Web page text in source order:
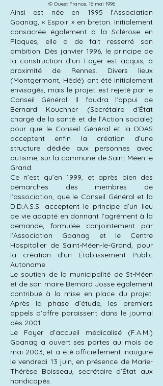
© Ouest France, 16 mai 1996
Ainsi est née en 1995 l’Association
Goanag, « Espoir » en breton. Initialement
consacrée également à la Sclérose en
Plaques, elle a de fait resserré son
ambition. Dès janvier 1996, le principe de
la construction d’un Foyer est acquis, à
proximité de Rennes. Divers lieux
(Montgermont, Hédé) ont été initialement
envisagés, mais le projet est rejeté par le
Conseil Général. Il faudra l’appui de
Bernard Kouchner (Secrétaire d’État
chargé de la santé et de l’Action sociale)
pour que le Conseil Général et la DDAS
acceptent enfin la création d’une
structure dédiée aux personnes avec
autisme, sur la commune de Saint Méen le
Grand.
Ce n’est qu’en 1999, et après bien des
démarches des membres de
l’association, que le Conseil Général et la
D.D.A.S.S. acceptent le principe d’un lieu
de vie adapté en donnant l’agrément à la
demande, formulée conjointement par
l’Association Goanag et le Centre
Hospitalier de Saint-Méen-le-Grand, pour
la création d’un Établissement Public
Autonome.
Le soutien de la municipalité de St-Méen
et de son maire Bernard Josse également
contribué à la mise en place du projet.
Après la phase d’étude, les premiers
appels d’offre paraissent dans le journal
dès 2001.
Le Foyer d’accueil médicalisé (F.A.M.)
Goanag a ouvert ses portes au mois de
mai 2003, et a été officiellement inauguré
le vendredi 13 juin, en présence de Marie-
Thérèse Boisseau, secrétaire d’État aux
handicapés.